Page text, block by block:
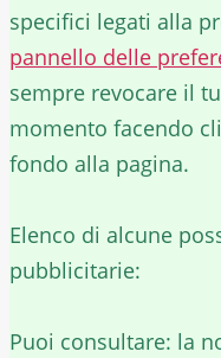
specifici legati alla
pannello delle
sempre revocare il
momento facendo
fondo alla pagina.
Elenco di alcune
pubblicitarie:
Puoi consultare: la